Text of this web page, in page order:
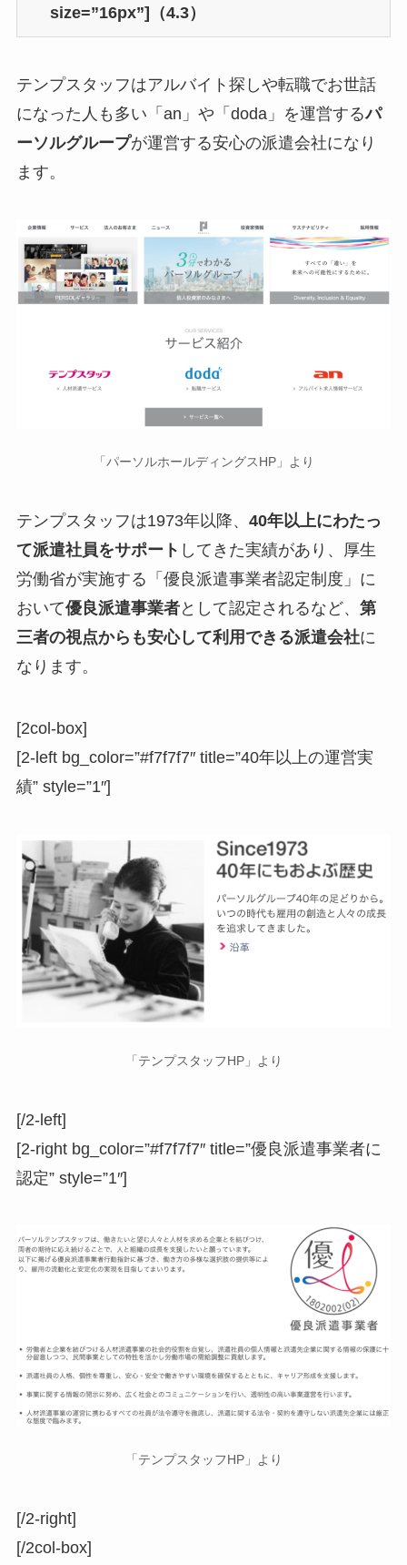
size=”16px”]（4.3）
テンプスタッフはアルバイト探しや転職でお世話
になった人も多い「an」や「doda」を運営するパ
ーソルグループが運営する安心の派遣会社になり
ます。
「パーソルホールディングスHP」より
テンプスタッフは1973年以降、 40年以上にわたっ
て派遣社員をサポート してきた実績があり、厚生
労働省が実施する「優良派遣事業者認定制度」に
おいて優良派遣事業者として認定されるなど、 第
三者の視点からも安心して利用できる派遣会社に
なります。
[2col-box]
[2-left bg_color=”#f7f7f7″ title=”40年以上の運営実
績” style=”1″]
「テンプスタッフHP」より
[/2-left]
[2-right bg_color=”#f7f7f7″ title=”優良派遣事業者に
認定” style=”1″]
「テンプスタッフHP」より
[/2-right]
[/2col-box]